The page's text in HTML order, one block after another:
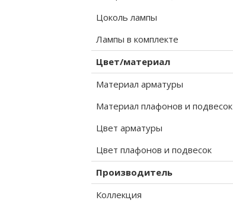
Цоколь лампы
Лампы в комплекте
Цвет/материал
Материал арматуры
Материал плафонов и подвесок
Цвет арматуры
Цвет плафонов и подвесок
Производитель
Коллекция